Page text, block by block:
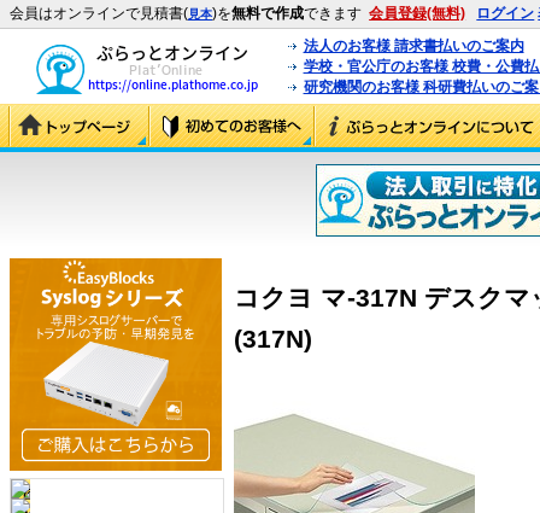
会員はオンラインで見積書(見本)を無料で作成できます 会員登録(無料) ログイン
法人のお客様 請求書払いのご案内
学校・官公庁のお客様 校費・公費
研究機関のお客様 科研費払いのご
コクヨ マ-317N デスク
(317N)